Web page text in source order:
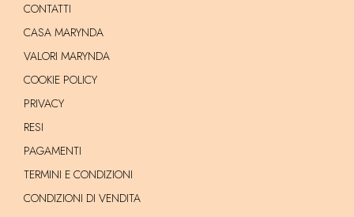
CONTATTI
CASA MARYNDA
VALORI MARYNDA
COOKIE POLICY
PRIVACY
RESI
PAGAMENTI
TERMINI E CONDIZIONI
CONDIZIONI DI VENDITA